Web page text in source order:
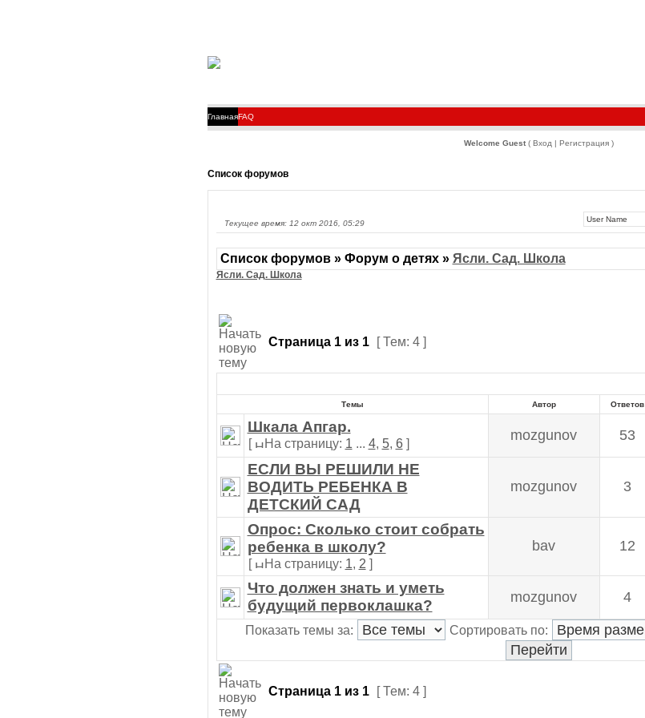
ГлавнаяFAQ
Welcome Guest( Вход | Регистрация )
Список форумов
Текущее время: 12 окт 2016, 05:29
Список форумов » Форум о детях » Ясли. Сад. Школа
Ясли. Сад. Школа
Страница 1из 1 [ Тем: 4 ]
Темы Автор Ответов
Шкала Апгар.
[ На страницу: 1 ... 4, 5, 6]
mozgunov 53
ЕСЛИ ВЫ РЕШИЛИ НЕ
ВОДИТЬ РЕБЕНКА В
ДЕТСКИЙ САД
mozgunov 3
Опрос: Сколько стоит собрать
ребенка в школу?
[ На страницу: 1, 2 ]
bav 12
Что должен знать и уметь
будущий первоклашка?
mozgunov 4
Показать темы за: Сортировать по:
Страница 1из 1 [ Тем: 4 ]